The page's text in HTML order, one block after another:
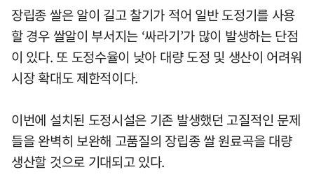
장립종 쌀은 알이 길고 찰기가 적어 일반 도정기를 사용
할 경우 쌀알이 부서지는 ‘싸라기’가 많이 발생하는 단점
이 있다. 또 도정수율이 낮아 대량 도정 및 생산이 어려워
시장 확대도 제한적이다.
이번에 설치된 도정시설은 기존 발생했던 고질적인 문제
들을 완벽히 보완해 고품질의 장립종 쌀 원료곡을 대량
생산할 것으로 기대되고 있다.